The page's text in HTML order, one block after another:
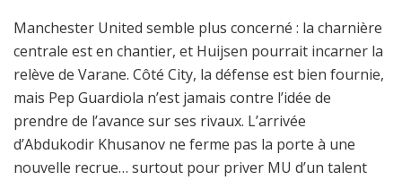
Manchester United semble plus concerné : la charnière
centrale est en chantier, et Huijsen pourrait incarner la
relève de Varane. Côté City, la défense est bien fournie,
mais Pep Guardiola n’est jamais contre l’idée de
prendre de l’avance sur ses rivaux. L’arrivée
d’Abdukodir Khusanov ne ferme pas la porte à une
nouvelle recrue… surtout pour priver MU d’un talent